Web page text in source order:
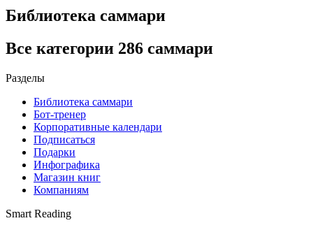
Библиотека саммари
Все категории 286 саммари
Разделы
Библиотека саммари
Бот-тренер
Корпоративные календари
Подписаться
Подарки
Инфографика
Магазин книг
Компаниям
Smart Reading